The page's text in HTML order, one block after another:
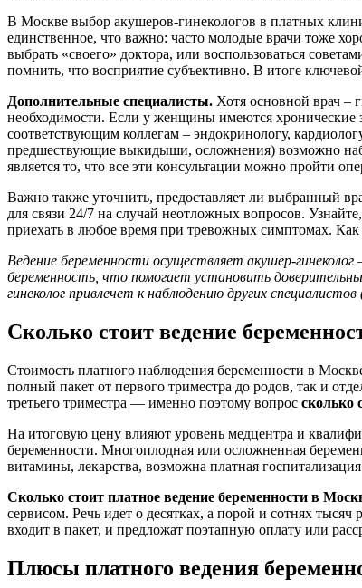
В Москве выбор акушеров-гинекологов в платных
единственное, что важно: часто молодые врачи тоже
выбрать «своего» доктора, или воспользоваться
помнить, что восприятие субъективно. В итоге
Дополнительные специалисты. Хотя основной врач –
необходимости. Если у женщины имеются хронические
соответствующим коллегам – эндокринологу,
предшествующие выкидыши, осложнения) возможно
является то, что все эти консультации можно пройти
Важно также уточнить, предоставляет ли выбранный
для связи 24/7 на случай неотложных вопросов.
приехать в любое время при тревожных симптомах.
Ведение беременности осуществляет акушер-
беременность, что помогает установить
гинеколог привлечет к наблюдению других
Сколько стоит ведение
Стоимость платного наблюдения беременности в
полный пакет от первого триместра до родов, так и
третьего триместра — именно поэтому вопрос сколько
На итоговую цену влияют уровень медцентра и
беременности. Многоплодная или осложненная
витамины, лекарства, возможна платная
Сколько стоит платное ведение беременности в
сервисом. Речь идет о десятках, а порой и сотнях
входит в пакет, и предложат поэтапную оплату или
Плюсы платного ведения